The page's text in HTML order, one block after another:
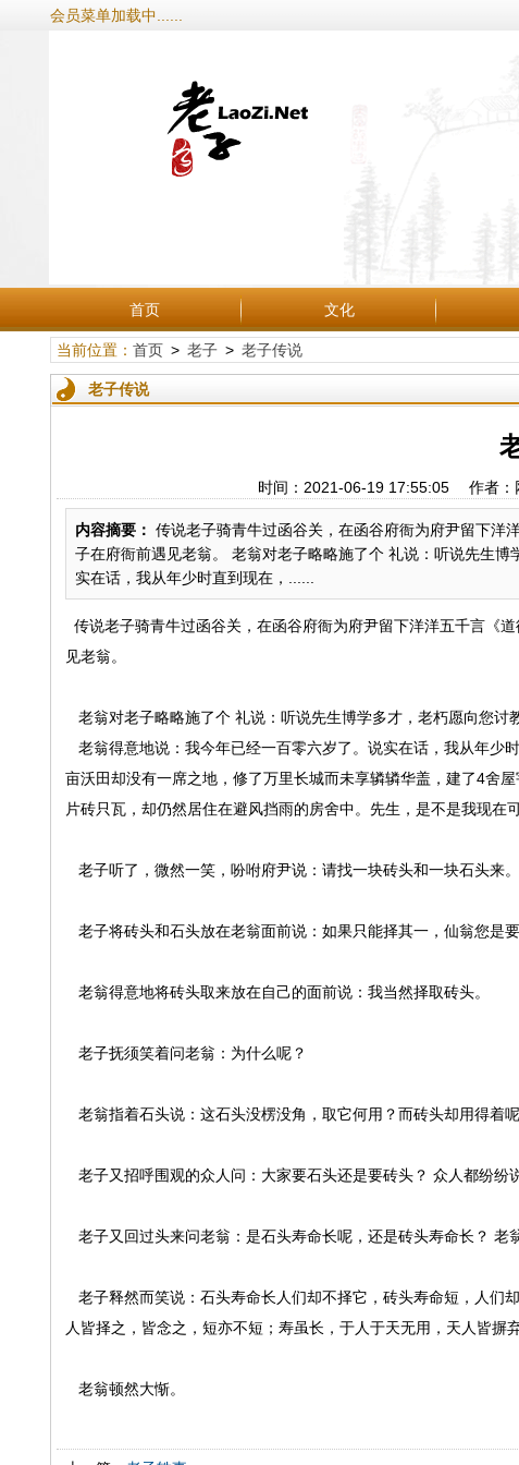
会员菜单加载中......
首页 文化
当前位置： 首页> 老子> 老子传说
老子传说
时间：2021-06-19 17:55:05 作者
内容摘要： 传说老子骑青牛过函谷关，在函谷府衙为府尹留下洋
子在府衙前遇见老翁。 老翁对老子略略施了个 礼说：听说先生
实在话，我从年少时直到现在，......
传说老子骑青牛过函谷关，在函谷府衙为府尹留下洋洋五千言《
见老翁。
老翁对老子略略施了个 礼说：听说先生博学多才，老朽愿向您讨
老翁得意地说：我今年已经一百零六岁了。说实在话，我从年少
亩沃田却没有一席之地，修了万里长城而未享辚辚华盖，建了4舍
片砖只瓦，却仍然居住在避风挡雨的房舍中。先生，是不是我现
老子听了，微然一笑，吩咐府尹说：请找一块砖头和一块石头来。
老子将砖头和石头放在老翁面前说：如果只能择其一，仙翁您是
老翁得意地将砖头取来放在自己的面前说：我当然择取砖头。
老子抚须笑着问老翁：为什么呢？
老翁指着石头说：这石头没楞没角，取它何用？而砖头却用得着呢
老子又招呼围观的众人问：大家要石头还是要砖头？ 众人都纷纷
老子又回过头来问老翁：是石头寿命长呢，还是砖头寿命长？ 老
老子释然而笑说：石头寿命长人们却不择它，砖头寿命短，人们
人皆择之，皆念之，短亦不短；寿虽长，于人于天无用，天人皆摒
老翁顿然大惭。